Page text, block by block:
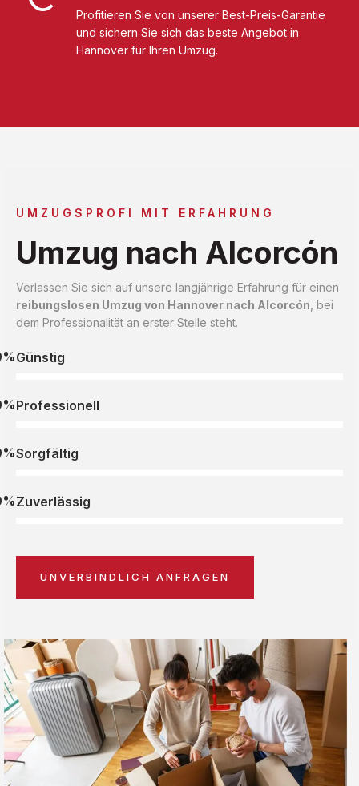
Profitieren Sie von unserer Best-Preis-Garantie
und sichern Sie sich das beste Angebot in
Hannover für Ihren Umzug.
UMZUGSPROFI MIT ERFAHRUNG
Umzug nach Alcorcón
Verlassen Sie sich auf unsere langjährige Erfahrung für einen
reibungslosen Umzug von Hannover nach Alcorcón , bei
dem Professionalität an erster Stelle steht.
Günstig
Professionell
Sorgfältig
Zuverlässig
UNVERBINDLICH ANFRAGEN